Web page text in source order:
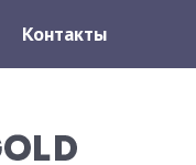
Контакты